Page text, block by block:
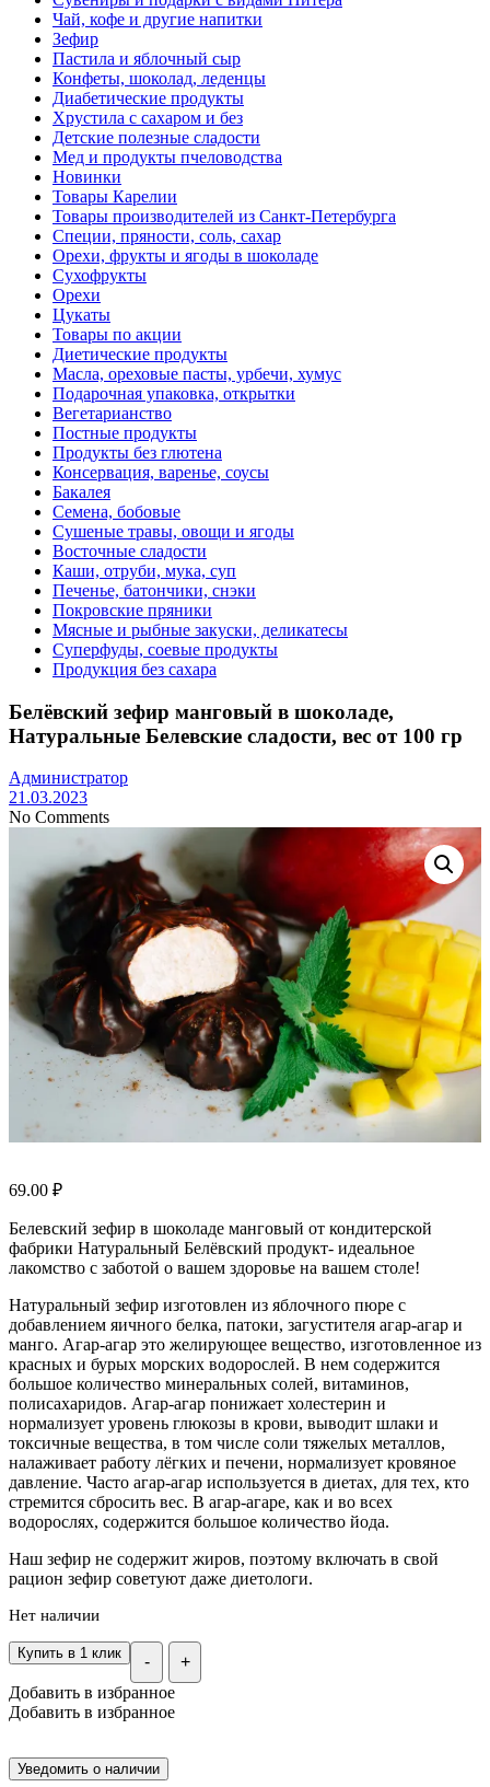
Чай, кофе и другие напитки
Зефир
Пастила и яблочный сыр
Конфеты, шоколад, леденцы
Диабетические продукты
Хрустила с сахаром и без
Детские полезные сладости
Мед и продукты пчеловодства
Новинки
Товары Карелии
Товары производителей из Санкт-Петербурга
Специи, пряности, соль, сахар
Орехи, фрукты и ягоды в шоколаде
Сухофрукты
Орехи
Цукаты
Товары по акции
Диетические продукты
Масла, ореховые пасты, урбечи, хумус
Подарочная упаковка, открытки
Вегетарианство
Постные продукты
Продукты без глютена
Консервация, варенье, соусы
Бакалея
Семена, бобовые
Сушеные травы, овощи и ягоды
Восточные сладости
Каши, отруби, мука, суп
Печенье, батончики, снэки
Покровские пряники
Мясные и рыбные закуски, деликатесы
Суперфуды, соевые продукты
Продукция без сахара
Белёвский зефир манговый в шоколаде,
Натуральные Белевские сладости, вес от 100 гр
Администратор
21.03.2023
No Comments
69.00 ₽
Белевский зефир в шоколаде манговый от кондитерской
фабрики Натуральный Белёвский продукт- идеальное
лакомство с заботой о вашем здоровье на вашем столе!
Натуральный зефир изготовлен из яблочного пюре с
добавлением яичного белка, патоки, загустителя агар-агар и
манго. Агар-агар это желирующее вещество, изготовленное из
красных и бурых морских водорослей. В нем содержится
большое количество минеральных солей, витаминов,
полисахаридов. Агар-агар понижает холестерин и
нормализует уровень глюкозы в крови, выводит шлаки и
токсичные вещества, в том числе соли тяжелых металлов,
налаживает работу лёгких и печени, нормализует кровяное
давление. Часто агар-агар используется в диетах, для тех, кто
стремится сбросить вес. В агар-агаре, как и во всех
водорослях, содержится большое количество йода.
Наш зефир не содержит жиров, поэтому включать в свой
рацион зефир советуют даже диетологи.
Нет наличии
- +
Купить в 1 клик
Добавить в избранное
Добавить в избранное